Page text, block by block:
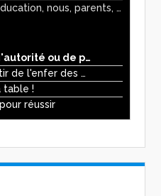
En matière d'éducation, nous, parents, avons l'impression de faire preuve d'autorité. Mais n'est-ce pas, parfois, plutôt un jeu de pouvoir ? Ce podcast vous permettra d'y voir plus clair !
1. Faites-vous preuve d'autorité ou de pouvoir avec vos enfants ?
2. Ma méthode pour sortir de l'enfer des écrans
table !
réussir